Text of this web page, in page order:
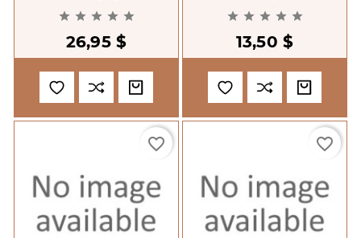
    
26,95 $
    
13,50 $
favorite_border favorite_border